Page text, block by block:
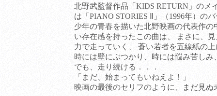
北野武監督作品「KIDS RETURN」のメ
は「PIANO STORIES Ⅱ」（1996年）の
少年の青春を描いた北野映画の代表作
い存在感を持ったこの曲は、 まさに、
力で走っていく、 蒼い若者を五線紙の
時には壁にぶつかり、時には悩み苦しみ
でも、走り続ける．．．
「まだ、始まってもいねえよ！」
映画の最後のセリフのように、まだ見